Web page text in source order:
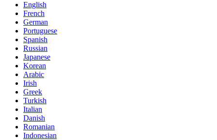
English
French
German
Portuguese
Spanish
Russian
Japanese
Korean
Arabic
Irish
Greek
Turkish
Italian
Danish
Romanian
Indonesian